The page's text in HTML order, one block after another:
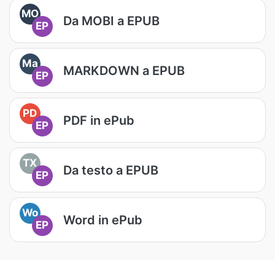
MO
EP
Da MOBI a EPUB
Ma
EP
MARKDOWN a EPUB
PD
EP
PDF in ePub
TX
EP
Da testo a EPUB
Wo
EP
Word in ePub